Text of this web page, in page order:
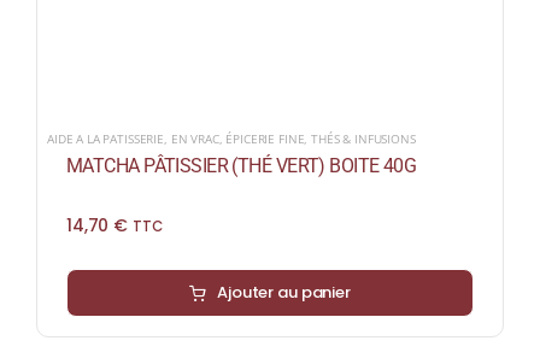
AIDE A LA PATISSERIE, EN VRAC, ÉPICERIE FINE,THÉS & INFUSIONS
MATCHA PÂTISSIER (THÉ VERT) BOITE 40G
14,70 € TTC
Ajouter au panier